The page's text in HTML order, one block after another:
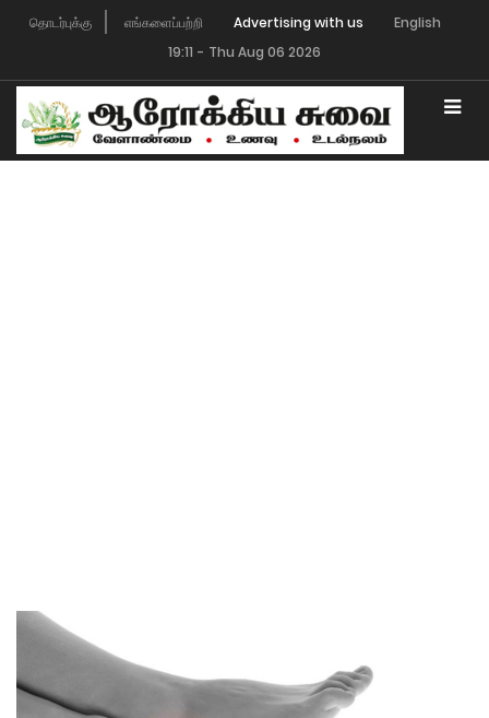
தொடர்புக்கு எங்களைப்பற்றி Advertising with us
English
19:11 - Thu Aug 06 2026